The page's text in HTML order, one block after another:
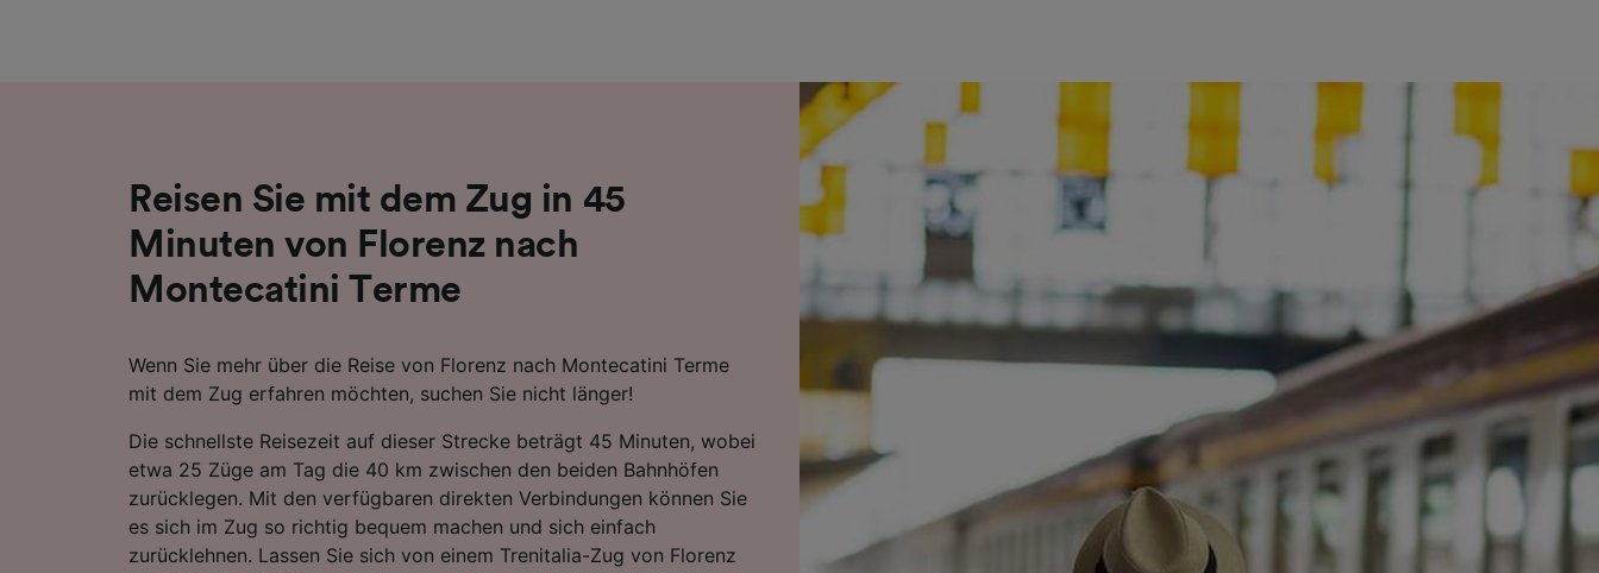
Reisen Sie mit dem Zug in 45
Minuten von Florenz nach
Montecatini Terme
Wenn Sie mehr über die Reise von Florenz nach Montecatini Terme
mit dem Zug erfahren möchten, suchen Sie nicht länger!
Die schnellste Reisezeit auf dieser Strecke beträgt 45 Minuten, wobei
etwa 25 Züge am Tag die 40 km zwischen den beiden Bahnhöfen
zurücklegen. Mit den verfügbaren direkten Verbindungen können Sie
es sich im Zug so richtig bequem machen und sich einfach
zurücklehnen. Lassen Sie sich von einem Trenitalia-Zug von Florenz